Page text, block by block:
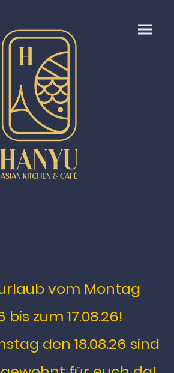
vom Montag
bis zum 17.08.26!
den 18.08.26 sind